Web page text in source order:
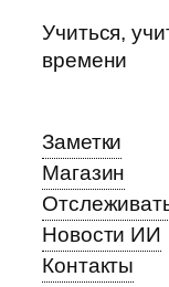
Учиться,
времени
Заметки
Магазин
Новости ИИ
Контакты